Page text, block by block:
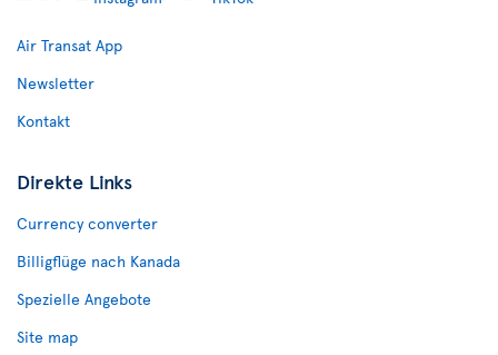
Air Transat App
Newsletter
Kontakt
Direkte Links
Currency converter
Billigflüge nach Kanada
Spezielle Angebote
Site map